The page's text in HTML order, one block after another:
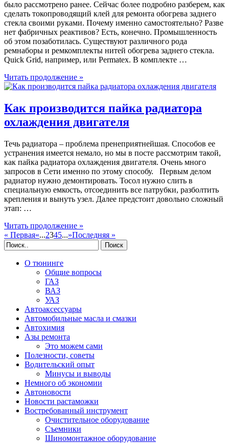
было рассмотрено ранее. Сейчас более подробно разберем, как
сделать токопроводящий клей для ремонта обогрева заднего
стекла своими руками. Почему именно самостоятельно? Разве
нет фабричных реактивов? Есть, конечно. Промышленность
об этом позаботилась. Существуют различного рода
ремнаборы и ремкомплекты нитей обогрева заднего стекла.
Quick Grid, например, или Permatex. В комплекте …
Читать продолжение »
Как производится пайка радиатора
охлаждения двигателя
Течь радиатора – проблема пренеприятнейшая. Способов ее
устранения имеется немало, но мы в посте рассмотрим такой,
как пайка радиатора охлаждения двигателя. Очень много
запросов в Сети именно по этому способу. Первым делом
радиатор нужно демонтировать. Тосол нужно слить в
специальную емкость, отсоединить все патрубки, разболтить
крепления и вынуть узел. Далее предстоит довольно сложный
этап: …
Читать продолжение »
« Первая«...2345...»Последняя »
Поиск
О тюнинге
Общие вопросы
ГАЗ
ВАЗ
УАЗ
Автоаксессуары
Автомобильные масла и смазки
Автохимия
Азы ремонта
Это можем сами
Полезности, советы
Водительский опыт
Минусы и выводы
Немного об экономии
Автоновости
Новости растаможки
Востребованный инструмент
Очистительное оборудование
Съемники
Шиномонтажное оборудование